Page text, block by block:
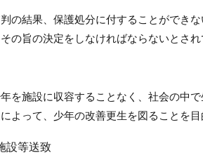
の結果、保護処分に付することができ
の旨の決定をしなければならないとさ
を施設に収容することなく、社会の中
よって、少年の改善更生を図ることを
設等送致